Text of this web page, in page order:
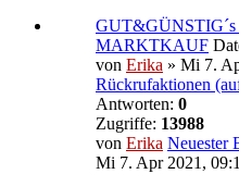
MARKTKAUF
von Erika » Mi 7.
Rückrufaktionen
Antworten: 0
Zugriffe: 13988
von Erika Neuester
Mi 7. Apr 2021,